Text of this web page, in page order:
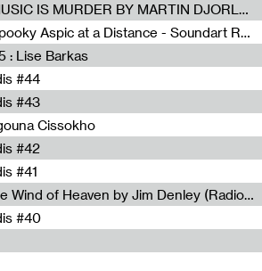
Radia Show #1083 : MUSIC IS MURDER BY MARTIN DJORLEV (KANAL103)
Radia Show #1082 : Spooky Aspic at a Distance - Soundart Radio
: Lise Barkas
#44
#43
Cissokho
#42
#41
Radia Show #1081: The Wind of Heaven by Jim Denley (Radio One 91 FM)
#40